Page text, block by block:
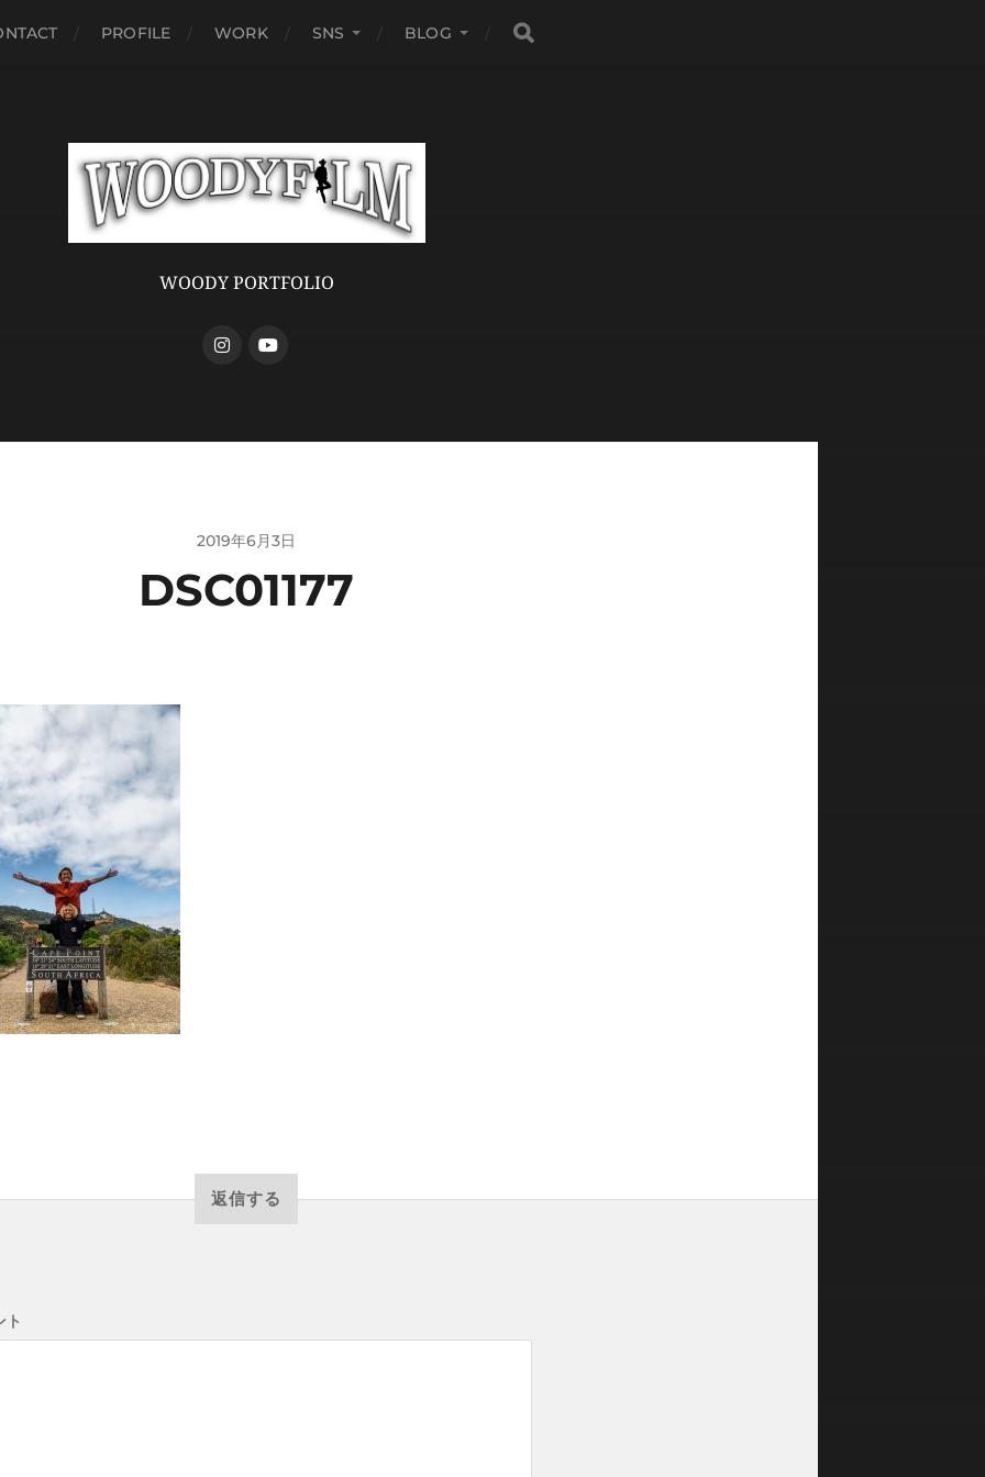
PROFILE WORK SNS BLOG
WOODY PORTFOLIO
2019年6月3日
DSC01177
返信する
ト